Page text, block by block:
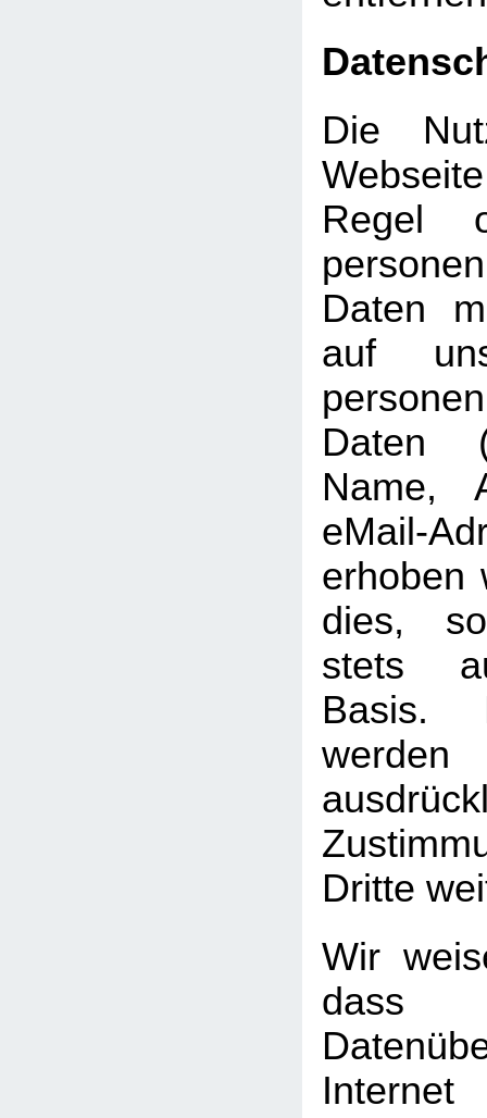
Die
Regel
Daten
auf
Daten
Name,
eMail-
erhoben
dies,
stets
Basis.
Dritte
Wir